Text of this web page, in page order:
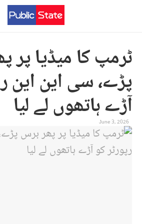
ٹرمپ کا میڈیا پر
پڑے، سی این این
آڑے ہاتھوں لے لیا
June 3, 2026